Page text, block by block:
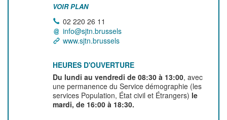
VOIR PLAN
02 220 26 11
info@sjtn.brussels
www.sjtn.brussels
HEURES D'OUVERTURE
Du lundi au vendredi de 08:30 à 13:00, avec
une permanence du Service démographie (les
services Population, État civil et Étrangers) le
mardi, de 16:00 à 18:30.